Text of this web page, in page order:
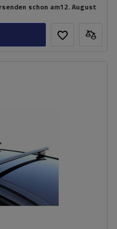
schon am12. August